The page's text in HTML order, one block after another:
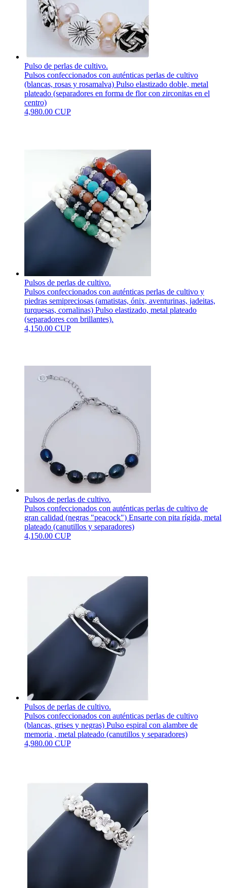
Pulso de perlas de cultivo.
Pulsos confeccionados con auténticas perlas de cultivo
(blancas, rosas y rosamalva) Pulso elastizado doble, metal
plateado (separadores en forma de flor con zirconitas en el
centro)
4,980.00 CUP
Pulsos de perlas de cultivo.
Pulsos confeccionados con auténticas perlas de cultivo y
piedras semipreciosas (amatistas, ónix, aventurinas, jadeitas,
turquesas, cornalinas) Pulso elastizado, metal plateado
(separadores con brillantes).
4,150.00 CUP
Pulsos de perlas de cultivo.
Pulsos confeccionados con auténticas perlas de cultivo de
gran calidad (negras "peacock") Ensarte con pita rígida, metal
plateado (canutillos y separadores)
4,150.00 CUP
Pulsos de perlas de cultivo.
Pulsos confeccionados con auténticas perlas de cultivo
(blancas, grises y negras) Pulso espiral con alambre de
memoria , metal plateado (canutillos y separadores)
4,980.00 CUP